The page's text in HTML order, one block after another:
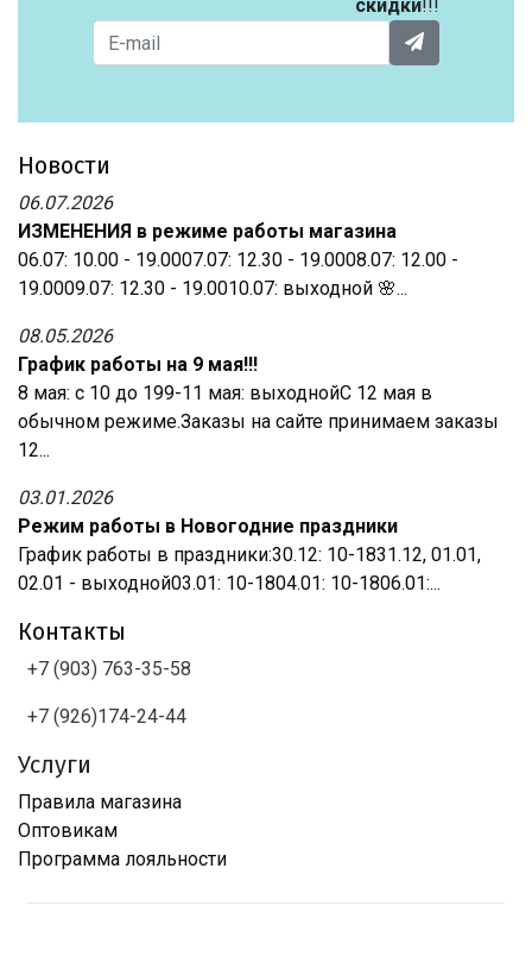
скидки!!!
Новости
06.07.2026
ИЗМЕНЕНИЯ в режиме работы магазина
06.07: 10.00 - 19.0007.07: 12.30 - 19.0008.07: 12.00 -
19.0009.07: 12.30 - 19.0010.07: выходной 🌸...
08.05.2026
График работы на 9 мая!!!
8 мая: с 10 до 199-11 мая: выходнойС 12 мая в
обычном режиме.Заказы на сайте принимаем заказы
12...
03.01.2026
Режим работы в Новогодние праздники
График работы в праздники:30.12: 10-1831.12, 01.01,
02.01 - выходной03.01: 10-1804.01: 10-1806.01:...
Контакты
+7 (903) 763-35-58
+7 (926)174-24-44
Услуги
Правила магазина
Оптовикам
Программа лояльности